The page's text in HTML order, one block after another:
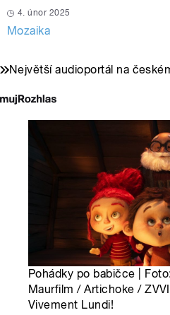
4. únor 2025
Mozaika
Největší audioportál na
Pohádky po babičce |
Maurfilm / Artichoke /
Vivement Lundi!